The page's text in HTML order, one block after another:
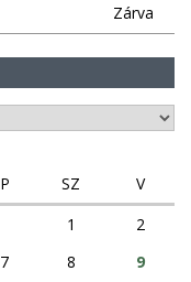
Zárva
P SZ
V
1
2
7 8
9